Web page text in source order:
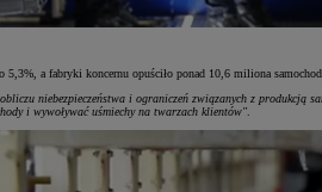
a fabryki koncernu opuściło ponad 10,6 miliona
niebezpieczeństwa i ograniczeń związanych z produkcją
i wywoływać uśmiechy na twarzach klientów"